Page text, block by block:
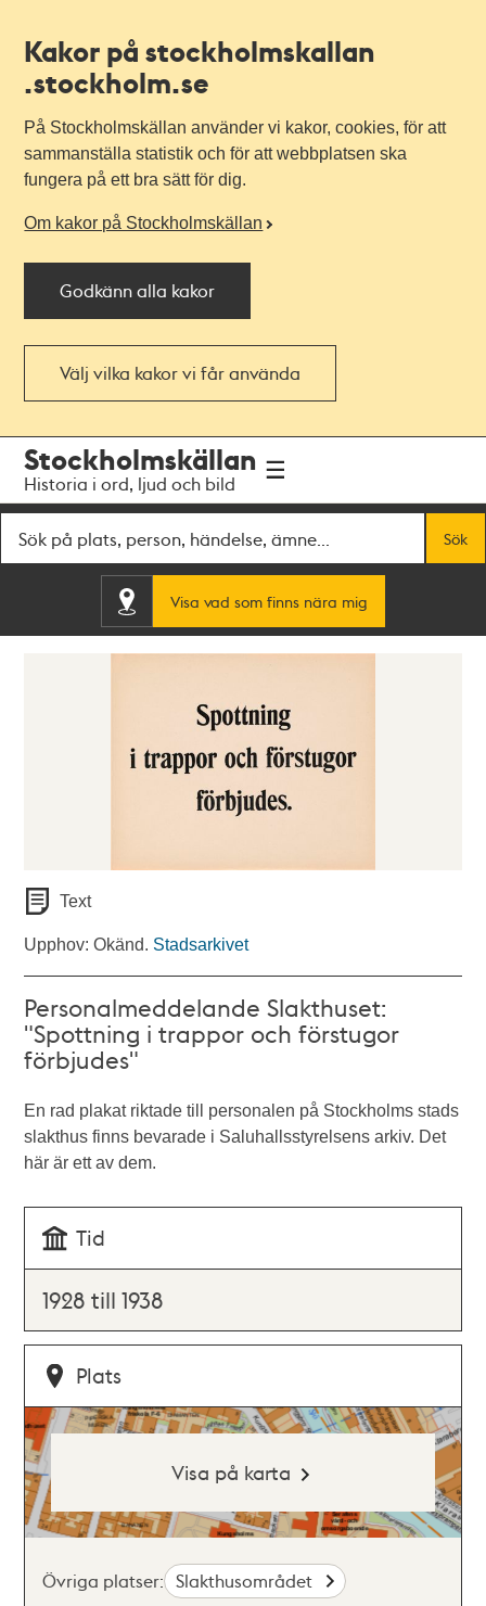
Kakor på stockholmskallan
.stockholm.se
På Stockholmskällan använder vi kakor, cookies, för att
sammanställa statistik och för att webbplatsen ska
fungera på ett bra sätt för dig.
Om kakor på Stockholmskällan
Godkänn alla kakor
Välj vilka kakor vi får använda
navigationen
huvudinnehållet
Stockholmskällan
Historia i ord, ljud och bild
Sök
Visa vad som finns nära mig
Text
Upphov: Okänd. Stadsarkivet
Personalmeddelande Slakthuset:
"Spottning i trappor och förstugor
förbjudes"
En rad plakat riktade till personalen på Stockholms stads
slakthus finns bevarade i Saluhallsstyrelsens arkiv. Det
här är ett av dem.
Tid
1928 till 1938
Plats
Visa på karta
Övriga platser: Slakthusområdet